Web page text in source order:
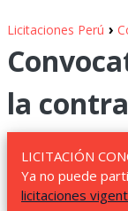
Licitaciones Perú ›
la
LICITACIÓN
Ya no puede
licitaciones